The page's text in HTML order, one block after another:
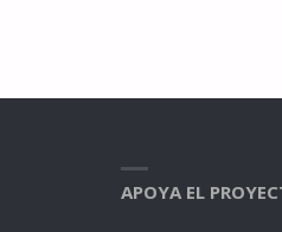
APOYA EL